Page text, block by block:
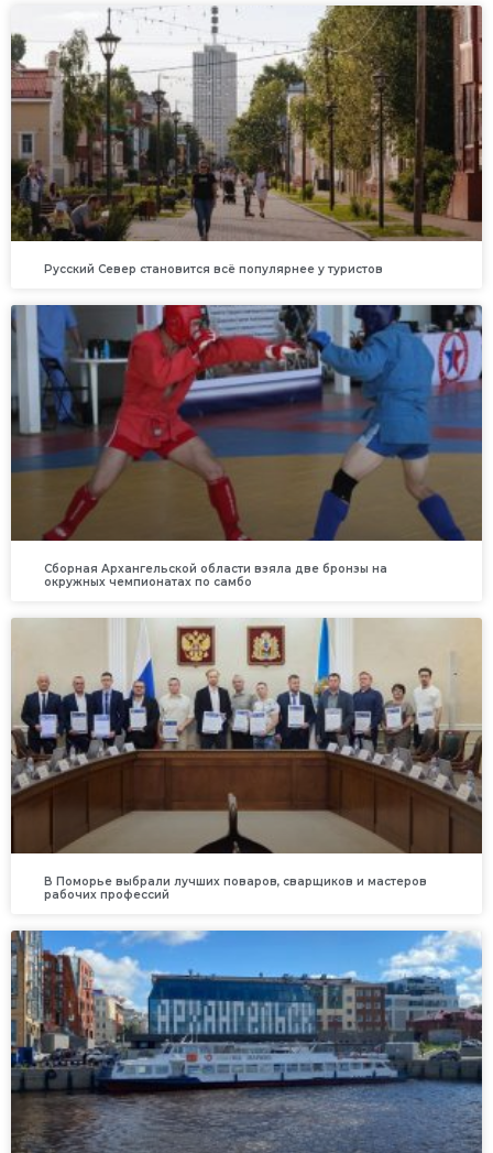
Русский Север становится всё популярнее у туристов
Сборная Архангельской области взяла две бронзы на
окружных чемпионатах по самбо
В Поморье выбрали лучших поваров, сварщиков и мастеров
рабочих профессий